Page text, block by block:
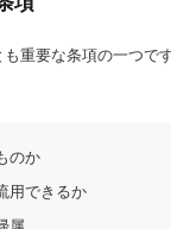
重要な条項の一つです
のか
用できるか